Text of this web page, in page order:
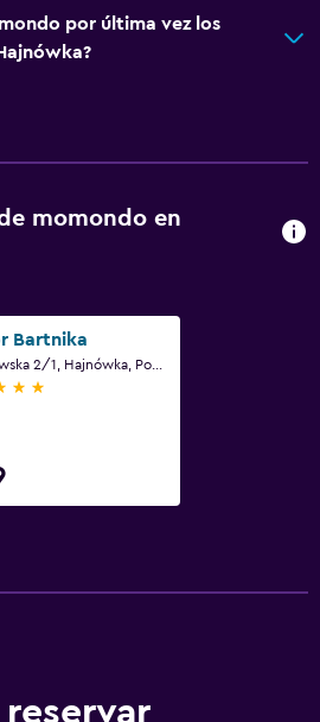
por última vez los
momondo en
Bartnika
estrellas